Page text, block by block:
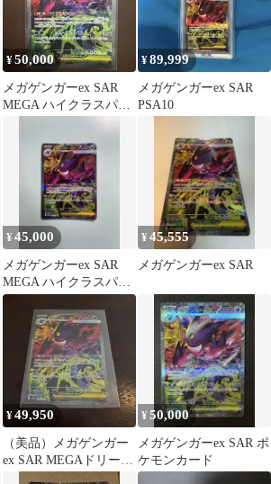
¥50,000
メガゲンガーex SAR
MEGA ハイクラスパッ
ク MEGAドリームex
¥89,999
メガゲンガーex SAR
PSA10
¥45,000
メガゲンガーex SAR
MEGA ハイクラスパッ
ク MEGAドリームex
¥45,555
メガゲンガーex SAR
¥49,950
（美品）メガゲンガー
ex SAR MEGAドリーム
¥50,000
メガゲンガーex SAR ポ
ケモンカード